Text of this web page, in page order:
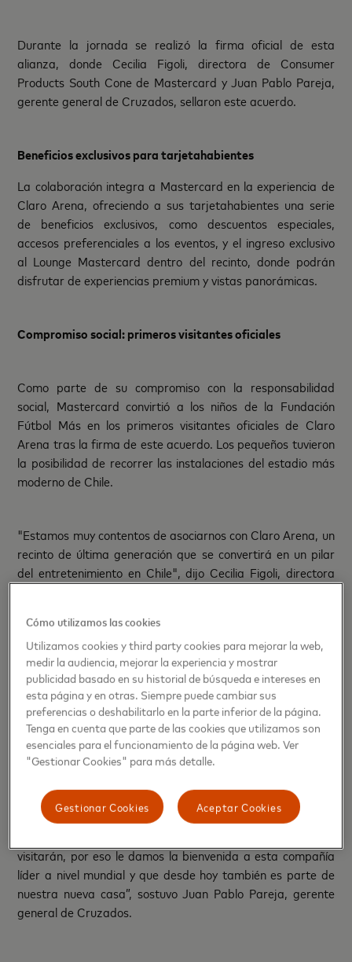
Durante la jornada se realizó la firma oficial de esta
alianza, donde Cecilia Figoli, directora de Consumer
Products South Cone de Mastercard y Juan Pablo Pareja,
gerente general de Cruzados, sellaron este acuerdo.
Beneficios exclusivos para tarjetahabientes
La colaboración integra a Mastercard en la experiencia de
Claro Arena, ofreciendo a sus tarjetahabientes una serie
de beneficios exclusivos, como descuentos especiales,
accesos preferenciales a los eventos, y el ingreso exclusivo
al Lounge Mastercard dentro del recinto, donde podrán
disfrutar de experiencias premium y vistas panorámicas.
Compromiso social: primeros visitantes oficiales
Como parte de su compromiso con la responsabilidad
social, Mastercard convirtió a los niños de la Fundación
Fútbol Más en los primeros visitantes oficiales de Claro
Arena tras la firma de este acuerdo. Los pequeños tuvieron
la posibilidad de recorrer las instalaciones del estadio más
moderno de Chile.
"Estamos muy contentos de asociarnos con Claro Arena, un
recinto de última generación que se convertirá en un pilar
del entretenimiento en Chile", dijo Cecilia Figoli, directora
experiencias valiosas a nuestros tarjetahabientes. Al
convertirnos en el método de pago oficial, no solo estamos
simplificando las transacciones, sino también
desbloqueando beneficios exclusivos que elevarán la
experiencia de los fanáticos en Claro Arena”.
“Hoy sumamos un nuevo partner a Claro Arena.
Mastercard será parte de la experiencia que buscamos
disfrutar de eventos deportivos y artísticos. Un servicio de
alto estándar es parte de este sello moderno y
visitarán, por eso le damos la bienvenida a esta compañía
líder a nivel mundial y que desde hoy también es parte de
nuestra nueva casa”, sostuvo Juan Pablo Pareja, gerente
general de Cruzados.
Cómo utilizamos las cookies
Utilizamos cookies y third party cookies para mejorar la web,
medir la audiencia, mejorar la experiencia y mostrar
publicidad basado en su historial de búsqueda e intereses en
esta página y en otras. Siempre puede cambiar sus
preferencias o deshabilitarlo en la parte inferior de la página.
Tenga en cuenta que parte de las cookies que utilizamos son
esenciales para el funcionamiento de la página web. Ver
"Gestionar Cookies" para más detalle.
Aceptar Cookies
Gestionar Cookies